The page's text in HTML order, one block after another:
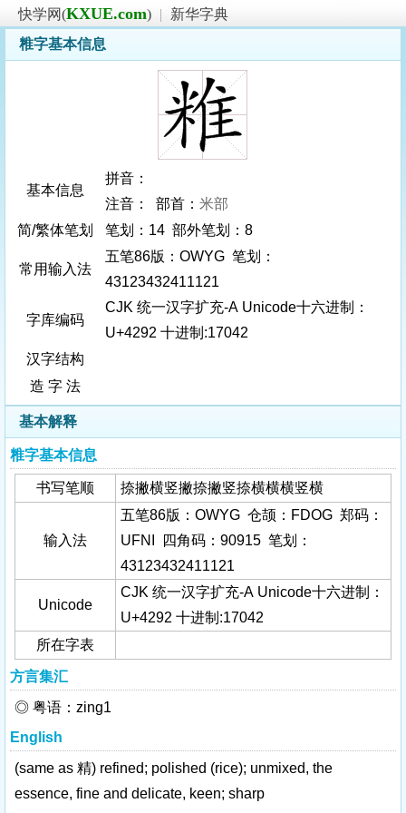
快学网(KXUE.com) |
新华字典
䊒字基本信息
基本信息
拼音：
注音： 部首： 米部
简/繁体笔划
笔划：14 部外笔划：8
常用输入法
五笔86版：OWYG 笔划：
43123432411121
字库编码
CJK 统一汉字扩充-A Unicode十六进制：
U+4292 十进制:17042
汉字结构
造 字 法
基本解释
䊒字基本信息
书写笔顺 捺撇横竖撇捺撇竖捺横横横竖横
输入法
五笔86版：OWYG 仓颉：FDOG 郑码：
UFNI 四角码：90915 笔划：
43123432411121
Unicode
CJK 统一汉字扩充-A Unicode十六进制：
U+4292 十进制:17042
所在字表
方言集汇
◎ 粤语：zing1
English
(same as 精) refined; polished (rice); unmixed, the
essence, fine and delicate, keen; sharp